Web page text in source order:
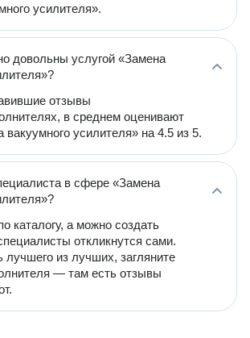
усилителя».
довольны услугой «Замена
отзывы
в среднем оценивают
вакуумного усилителя» на 4.5 из 5.
в сфере «Замена
каталогу, а можно создать
откликнутся сами.
из лучших, загляните
— там есть отзывы